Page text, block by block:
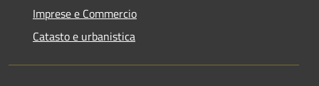
Imprese e Commercio
Catasto e urbanistica